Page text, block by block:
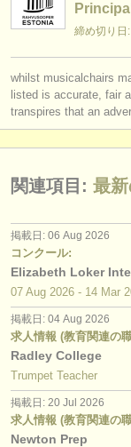
締め切り日:
whilst musicalchairs
listed is accurate, fair
transpires that an
関連項目: 最
掲載日: 06 Aug 2026
コンクール:
Elizabeth Loker
07 Aug 2026 - 14 Mar
掲載日: 04 Aug 2026
求人情報 (教育関連の
Radley College
Trumpet Teacher
掲載日: 20 Jul 2026
求人情報 (教育関連の
Newton Prep